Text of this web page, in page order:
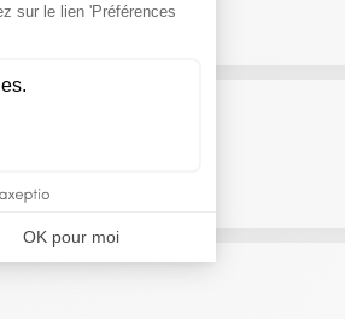
d'outils numériques
scolaires